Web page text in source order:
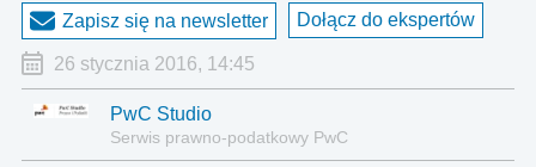
Zapisz się na newsletter Dołącz do ekspertów
26 stycznia 2016, 14:45
PwC Studio
Serwis prawno-podatkowy PwC